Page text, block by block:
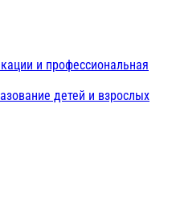
и профессиональная
детей и взрослых